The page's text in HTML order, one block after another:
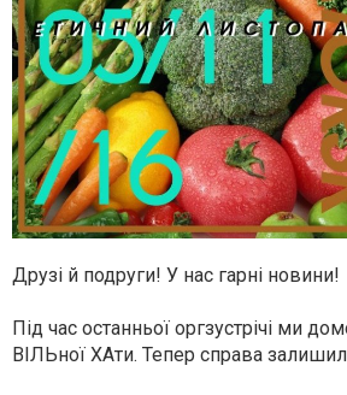
Друзі й подруги! У нас гарні новини!
Під час останньої оргзустрічі ми
ВІЛЬної ХАти. Тепер справа